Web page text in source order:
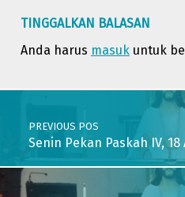
TINGGALKAN BALASAN
Anda harus masukuntuk
Post navigation
PREVIOUS POS
Senin Pekan Paskah IV, 18